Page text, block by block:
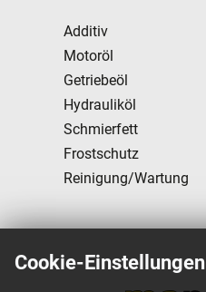
Additiv
Motoröl
Getriebeöl
Hydrauliköl
Schmierfett
Frostschutz
Reinigung/Wartung
Cookie-Einstellungen